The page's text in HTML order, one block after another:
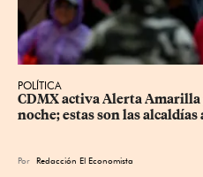
POLÍTICA
CDMX activa Alerta
noche; estas son las alcaldías
Por Redacción El Economista